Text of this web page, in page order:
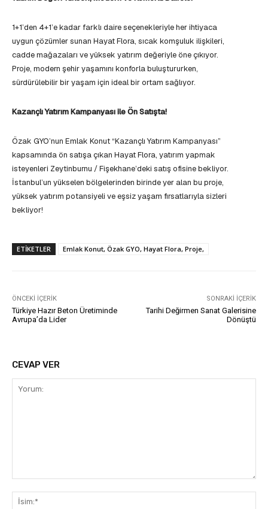
1+1’den 4+1’e kadar farklı daire seçenekleriyle her ihtiyaca
uygun çözümler sunan Hayat Flora, sıcak komşuluk ilişkileri,
cadde mağazaları ve yüksek yatırım değeriyle öne çıkıyor.
Proje, modern şehir yaşamını konforla buluştururken,
sürdürülebilir bir yaşam için ideal bir ortam sağlıyor.
Kazançlı Yatırım Kampanyası ile Ön Satışta!
Özak GYO’nun Emlak Konut “Kazançlı Yatırım Kampanyası”
kapsamında ön satışa çıkan Hayat Flora, yatırım yapmak
isteyenleri Zeytinburnu / Fişekhane’deki satış ofisine bekliyor.
İstanbul’un yükselen bölgelerinden birinde yer alan bu proje,
yüksek yatırım potansiyeli ve eşsiz yaşam fırsatlarıyla sizleri
bekliyor!
ETIKETLER Emlak Konut, Özak GYO, Hayat Flora, Proje,
ÖNCEKI İÇERIK
Türkiye Hazır Beton Üretiminde
Avrupa’da Lider
SONRAKI İÇERIK
Tarihi Değirmen Sanat Galerisine
Dönüştü
CEVAP VER